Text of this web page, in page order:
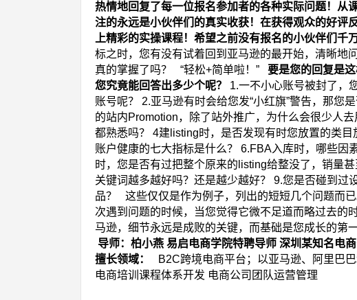
热情地回复了每一位报名参加者的各种实际问题！从
注的永远是小伙伴们的真实收获！在获得观众的好评
上精彩的实操课程！希望之前没有报名的小伙伴们千
标之时，您有没有试着回到亚马逊的最开始，清晰地
真的掌握了吗？
“轻松+简单啦！”
要是您的回复是
您究竟能回答出多少个呢？
1.一不小心账号被封了，
账号呢？
2.亚马逊有时会给您发“小红旗”警告，那您
的站内Promotion，除了站外推广，为什么会很少人
都熟悉吗？
4建listing时，是否发现有时您放置的类目
账户健康的七大指标是什么？
6.FBA入库时，哪些因
时，您是否有过把整个原来的listing给整没了，销量甚
关键词越多越好吗？还是越少越好？
9.您是否碰到过
品？
这些仅仅是作为例子，列出的短短几个问题而
次遇到问题的时候，当您觉得它微不足道而略过去的
马逊，细节永远是成败的关键，而基础是您成长的第一
导师：柏小燕 易启电商学院特聘导师 深圳某知名电
擅长领域：
B2C跨境电商平台；以亚马逊、阿里巴
电商培训课程体系开发 电商公司团队运营管理